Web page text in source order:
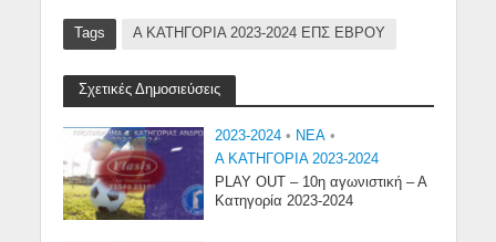
Tags Α ΚΑΤΗΓΟΡΙΑ 2023-2024 ΕΠΣ ΕΒΡΟΥ
Σχετικές Δημοσιεύσεις
2023-2024 • NEA •
Α ΚΑΤΗΓΟΡΙΑ 2023-2024
PLAY OUT – 10η αγωνιστική – Α
Κατηγορία 2023-2024